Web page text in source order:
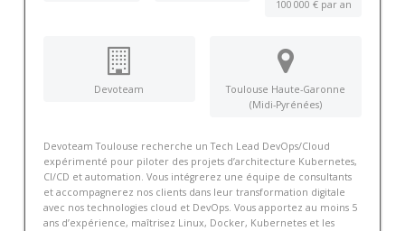
100 000 € par an
Devoteam
Toulouse Haute-Garonne
(Midi-Pyrénées)
Devoteam Toulouse recherche un Tech Lead DevOps/Cloud
expérimenté pour piloter des projets d’architecture Kubernetes,
CI/CD et automation. Vous intégrerez une équipe de consultants
et accompagnerez nos clients dans leur transformation digitale
avec nos technologies cloud et DevOps. Vous apportez au moins 5
ans d’expérience, maîtrisez Linux, Docker, Kubernetes et les